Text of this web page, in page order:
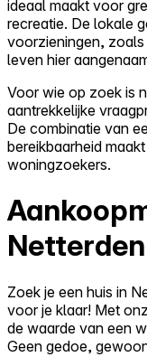
ideaal maakt voor
recreatie. De lokale
voorzieningen,
leven hier
Voor wie op zoek is
aantrekkelijke
De combinatie van
bereikbaarheid
woningzoekers.
Netterden
Zoek je een huis in
voor je klaar! Met
de waarde van een
Geen gedoe,